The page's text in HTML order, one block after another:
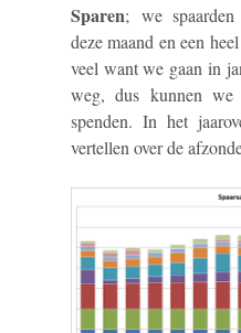
Sparen; we
deze maand en een
veel want we gaan in
weg, dus kunnen we
spenden. In het
vertellen over de